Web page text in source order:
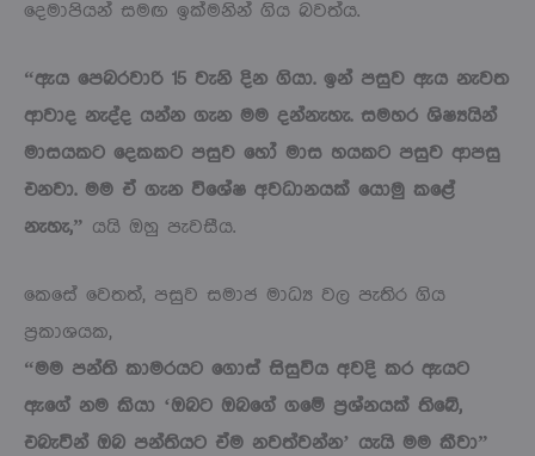
දෙමාපියන් සමඟ ඉක්මනින් ගිය බවත්ය.
“ඇය පෙබරවාරි 15 වැනි දින ගියා. ඉන් පසුව ඇය නැවත
ආවාද නැද්ද යන්න ගැන මම දන්නැහැ. සමහර ශිෂ්‍යයින්
මාසයකට දෙකකට පසුව හෝ මාස හයකට පසුව ආපසු
එනවා. මම ඒ ගැන විශේෂ අවධානයක් යොමු කළේ
නැහැ,” යයි ඔහු පැවසීය.
කෙසේ වෙතත්, පසුව සමාජ මාධ්‍ය වල පැතිර ගිය
ප්‍රකාශයක,
“මම පන්ති කාමරයට ගොස් සිසුවිය අවදි කර ඇයට
ඇගේ නම කියා ‘ඔබට ඔබගේ ගමේ ප්‍රශ්නයක් තිබේ,
එබැවින් ඔබ පන්තියට ඒම නවත්වන්න’ යැයි මම කීවා”